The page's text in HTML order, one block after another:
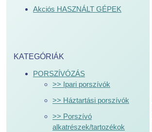
Akciós HASZNÁLT GÉPEK
KATEGÓRIÁK
PORSZÍVÓZÁS
>> Ipari porszívók
>> Háztartási porszívók
>> Porszívó
alkatrészek/tartozékok